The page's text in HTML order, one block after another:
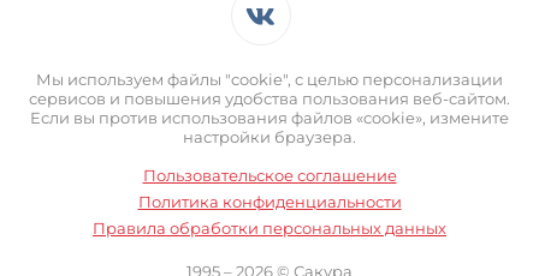
Мы используем файлы "cookie", с целью персонализации
сервисов и повышения удобства пользования веб-сайтом.
Если вы против использования файлов «cookie», измените
настройки браузера.
Пользовательское соглашение
Политика конфиденциальности
Правила обработки персональных данных
1995 – 2026 © Сакура